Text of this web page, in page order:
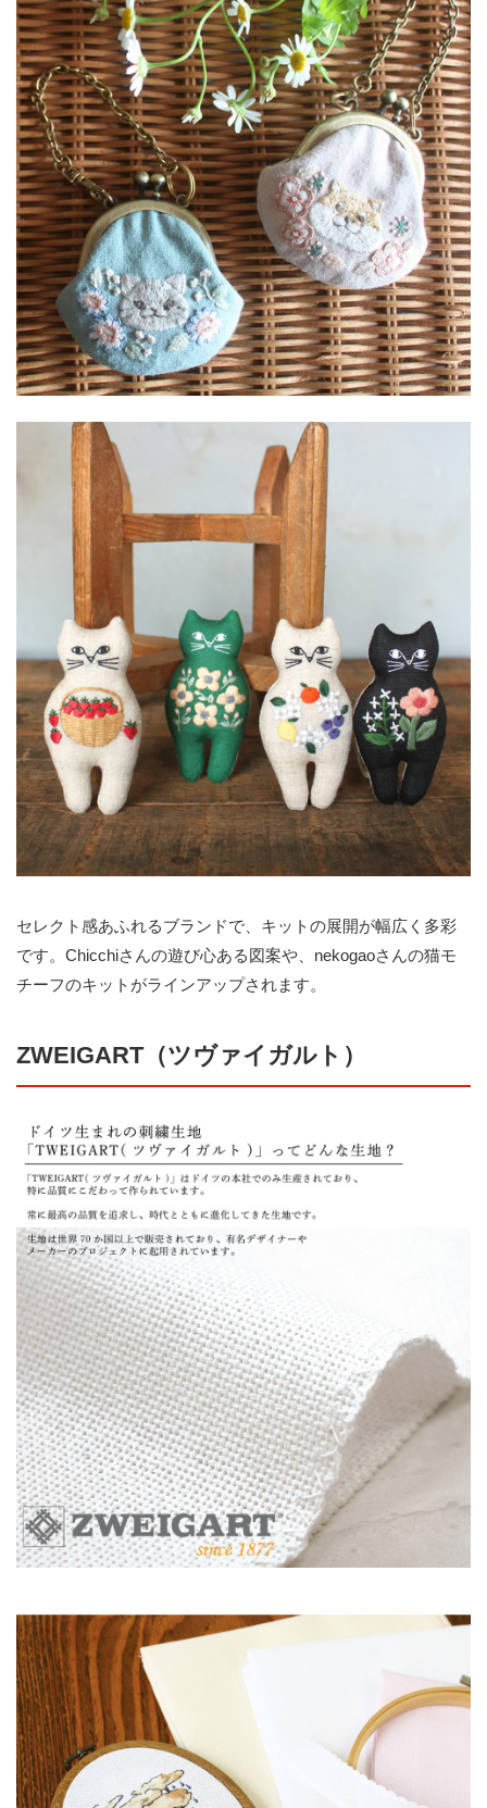
セレクト感あふれるブランドで、キットの展開が幅広く多彩
です。Chicchiさんの遊び心ある図案や、nekogaoさんの猫モ
チーフのキットがラインアップされます。
ZWEIGART（ツヴァイガルト）